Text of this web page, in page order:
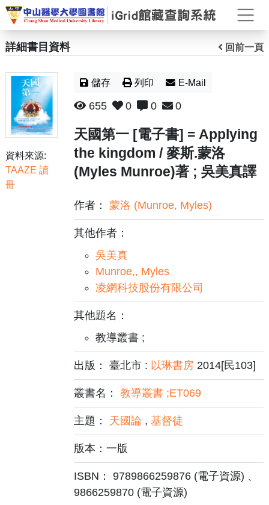
打
詳細書目資料 回前一頁
資料來源:
TAAZE 讀
冊
儲存 列印 E-Mail
655 0 0 0
天國第一 [電子書] = Applying
the kingdom / 麥斯.蒙洛
(Myles Munroe)著 ; 吳美真譯
作者：蒙洛 (Munroe, Myles)
其他作者：
吳美真
Munroe,, Myles
凌網科技股份有限公司
其他題名：
教導叢書 ;
出版： 臺北市 : 以琳書房 2014[民103]
叢書名：教導叢書 ;ET069
主題： 天國論 ,基督徒
版本：一版
ISBN： 9789866259876 (電子資源) 、
9866259870 (電子資源)